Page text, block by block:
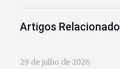
Artigos
29 de julho de 2026